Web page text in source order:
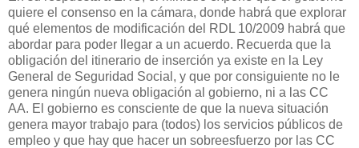
quiere el consenso en la cámara, donde habrá que explorar
qué elementos de modificación del RDL 10/2009 habrá que
abordar para poder llegar a un acuerdo. Recuerda que la
obligación del itinerario de inserción ya existe en la Ley
General de Seguridad Social, y que por consiguiente no le
genera ningún nueva obligación al gobierno, ni a las CC
AA. El gobierno es consciente de que la nueva situación
genera mayor trabajo para (todos) los servicios públicos de
empleo y que hay que hacer un sobreesfuerzo por las CC